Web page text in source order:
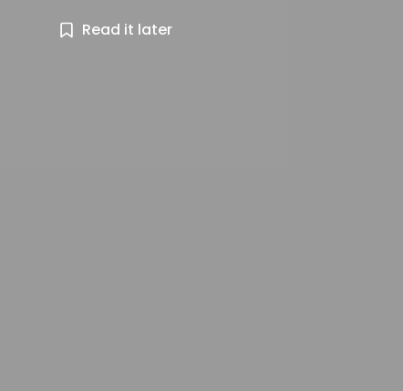
Read it later